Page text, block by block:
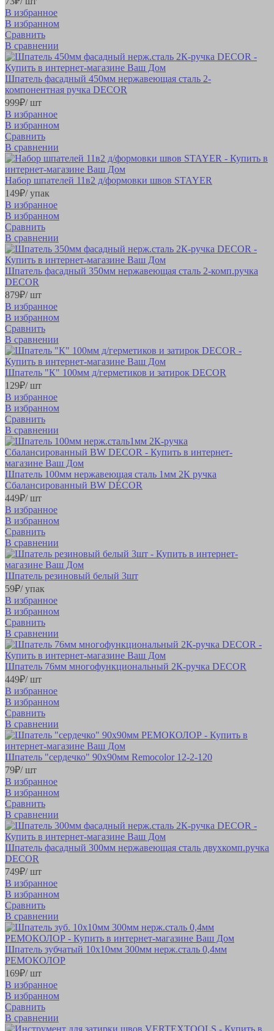
В избранное
В избранном
Сравнить
В сравнении
Шпатель фасадный 450мм нержавеющая сталь 2-
компонентная ручка DECOR
999₽/ шт
В избранное
В избранном
Сравнить
В сравнении
Набор шпателей 11в2 д/формовки швов STAYER
149₽/ упак
В избранное
В избранном
Сравнить
В сравнении
Шпатель фасадный 350мм нержавеющая сталь 2-комп.ручка
DECOR
879₽/ шт
В избранное
В избранном
Сравнить
В сравнении
Шпатель "К" 100мм д/герметиков и затирок DECOR
129₽/ шт
В избранное
В избранном
Сравнить
В сравнении
Шпатель 100мм нержавеющая сталь 1мм 2К ручка
Сбалансированный BW DÉCOR
449₽/ шт
В избранное
В избранном
Сравнить
В сравнении
Шпатель резиновый белый 3шт
59₽/ упак
В избранное
В избранном
Сравнить
В сравнении
Шпатель 76мм многофункциональный 2К-ручка DECOR
449₽/ шт
В избранное
В избранном
Сравнить
В сравнении
Шпатель "сердечко" 90х90мм Remocolor 12-2-120
79₽/ шт
В избранное
В избранном
Сравнить
В сравнении
Шпатель фасадный 300мм нержавеющая сталь двухкомп.ручка
DECOR
749₽/ шт
В избранное
В избранном
Сравнить
В сравнении
Шпатель зубчатый 10х10мм 300мм нерж.сталь 0,4мм
РЕМОКОЛОР
169₽/ шт
В избранное
В избранном
Сравнить
В сравнении